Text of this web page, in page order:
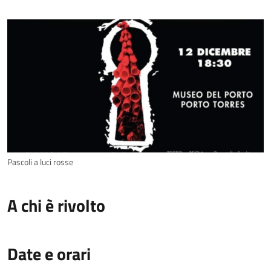
Pascoli a luci rosse
A chi è rivolto
Date e orari